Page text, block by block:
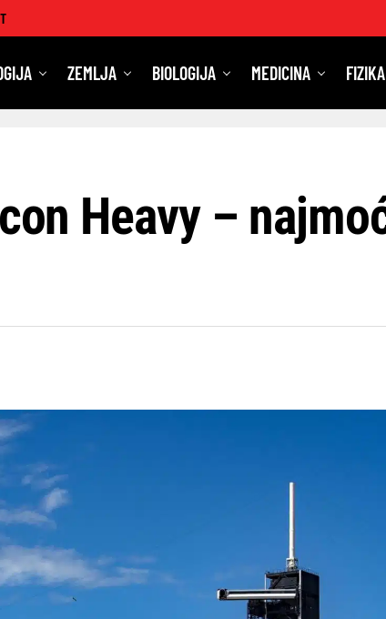
ZEMLJA BIOLOGIJA MEDICINA
Heavy –